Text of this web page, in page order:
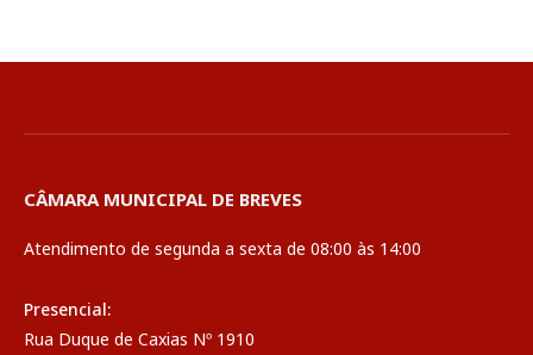
CÂMARA MUNICIPAL DE BREVES
Atendimento de segunda a sexta de 08:00 às 14:00
Presencial:
Rua Duque de Caxias Nº 1910